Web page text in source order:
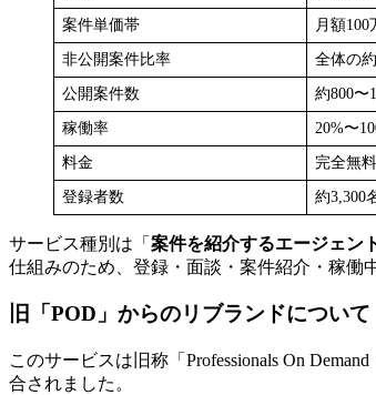
案件単価帯 月額
非公開案件比率 全体の
公開案件数 約800〜
稼働率 20%〜
料金 完全無料
登録者数 約3,300
サービス種別は「 案件を紹介するエージェン
仕組みのため、登録・面談・案件紹介・稼働
旧「POD」からのリブランドについて
このサービスは旧称「Professionals On
合されました。